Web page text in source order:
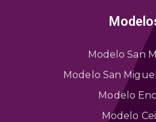
Modelo San
Modelo San
Modelo
Modelo